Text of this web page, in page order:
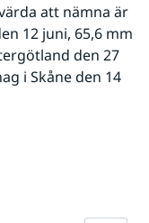
att nämna är
12 juni, 65,6 mm
den 27
i Skåne den 14